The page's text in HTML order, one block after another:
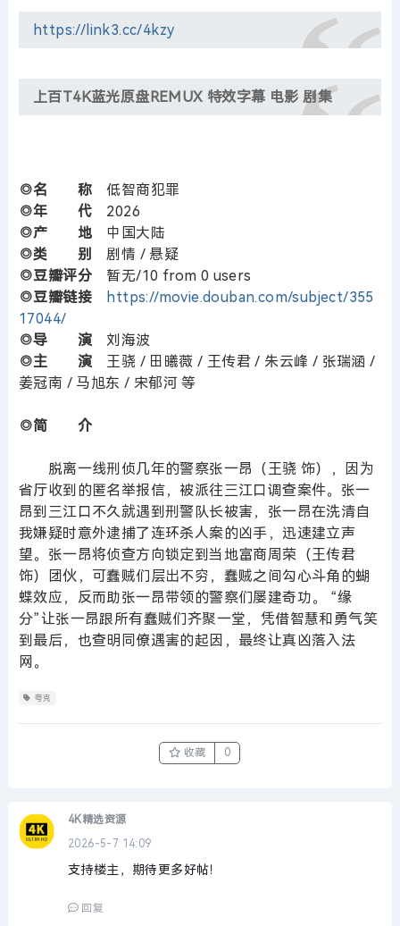
https://link3.cc/4kzy
上百T4K蓝光原盘REMUX 特效字幕 电影 剧集
◎名 称低智商犯罪
◎年 代2026
◎产 地中国大陆
◎类 别
剧情 / 悬疑
◎豆瓣评分暂无/10 from 0 users
◎豆瓣链接
https://movie.douban.com/subject/355
17044/
◎导 演刘海波
◎主 演王骁 / 田曦薇 / 王传君 / 朱云峰 / 张瑞涵 /
姜冠南 / 马旭东 / 宋郁河 等
◎简 介
脱离一线刑侦几年的警察张一昂（王骁 饰），因为
省厅收到的匿名举报信，被派往三江口调查案件。张一
昂到三江口不久就遇到刑警队长被害，张一昂在洗清自
我嫌疑时意外逮捕了连环杀人案的凶手，迅速建立声
望。张一昂将侦查方向锁定到当地富商周荣（王传君
饰）团伙，可蠢贼们层出不穷，蠢贼之间勾心斗角的蝴
蝶效应，反而助张一昂带领的警察们屡建奇功。 “缘
分”让张一昂跟所有蠢贼们齐聚一堂，凭借智慧和勇气笑
到最后，也查明同僚遇害的起因，最终让真凶落入法
网。
夸克
收藏 0
4K精选资源
2026-5-7 14:09
支持楼主，期待更多好帖！
回复